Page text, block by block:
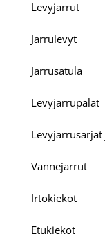
Levyjarrut
Jarrulevyt
Jarrusatula
Levyjarrupalat
Vannejarrut
Irtokiekot
Etukiekot